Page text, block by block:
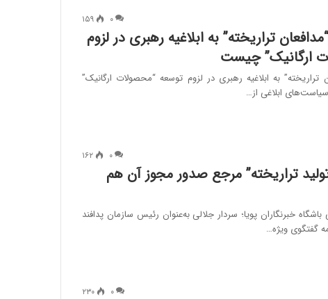
۰ ۱۵۹
تراریخته” به ابلاغیه رهبری در لزوم
ارگانیک” چیست
به ابلاغیه رهبری در لزوم توسعه “محصولات ارگانیک”
ابلاغی از…
۰ ۱۶۲
تراریخته” مرجع صدور مجوز آن هم
خبرنگاران پویا؛ سردار جلالی به‌عنوان رئیس سازمان پدافند
گفتگوی ویژه…
۰ ۲۳۰